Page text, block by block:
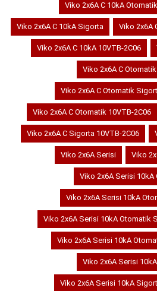
Viko 2x6A C 10kA
Viko 2x6A C 10kA Sigorta Viko 2x6A
Viko 2x6A C 10kA 10VTB-2C06
Viko 2x6A C
Viko 2x6A C Otomatik
Viko 2x6A C Otomatik 10VTB-2C06
Viko 2x6A C Sigorta 10VTB-2C06
Viko 2x6A Serisi Viko
Viko 2x6A Serisi 10kA
Viko 2x6A Serisi 10kA
Viko 2x6A Serisi 10kA Otomatik
Viko 2x6A Serisi 10kA
Viko 2x6A Serisi
Viko 2x6A Serisi 10kA